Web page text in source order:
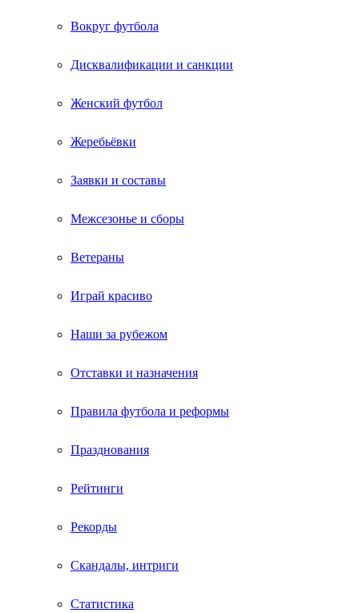
Вокруг футбола
Дисквалификации и санкции
Женский футбол
Жеребьёвки
Заявки и составы
Межсезонье и сборы
Ветераны
Играй красиво
Наши за рубежом
Отставки и назначения
Правила футбола и реформы
Празднования
Рейтинги
Рекорды
Скандалы, интриги
Статистика